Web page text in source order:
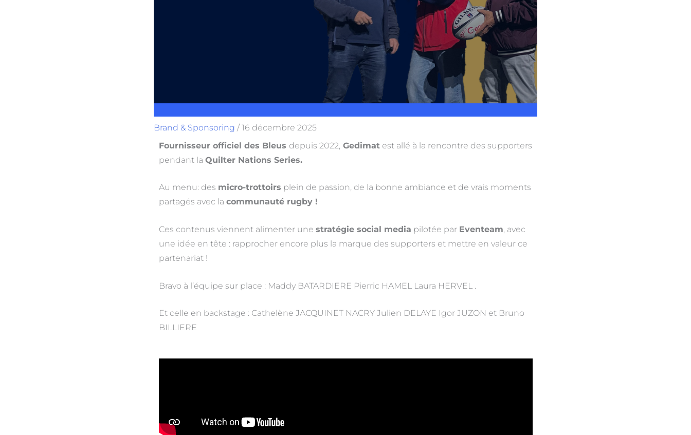
Brand & Sponsoring /16 décembre 2025
Fournisseur officiel des Bleus depuis 2022,Gedimatest allé à la rencontre des supporters
pendant la Quilter Nations Series.
Au menu: des micro-trottoirs plein de passion, de la bonne ambiance et de vrais moments
partagés avec la communauté rugby !
Ces contenus viennent alimenter une stratégie social media pilotée par Eventeam, avec
une idée en tête : rapprocher encore plus la marque des supporters et mettre en valeur ce
partenariat !
Bravo à l’équipe sur place : Maddy BATARDIERE Pierric HAMEL Laura HERVEL .
Et celle en backstage : Cathelène JACQUINET NACRY Julien DELAYE Igor JUZON et Bruno
BILLIERE